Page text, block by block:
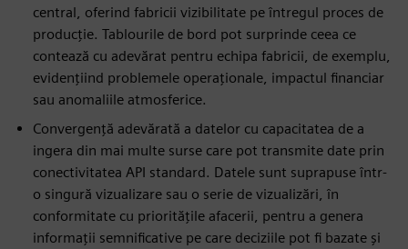
central, oferind fabricii vizibilitate pe întregul proces de
producție. Tablourile de bord pot surprinde ceea ce
contează cu adevărat pentru echipa fabricii, de exemplu,
evidențiind problemele operaționale, impactul financiar
sau anomaliile atmosferice.
Convergență adevărată a datelor cu capacitatea de a
ingera din mai multe surse care pot transmite date prin
conectivitatea API standard. Datele sunt suprapuse într-
o singură vizualizare sau o serie de vizualizări, în
conformitate cu prioritățile afacerii, pentru a genera
informații semnificative pe care deciziile pot fi bazate și